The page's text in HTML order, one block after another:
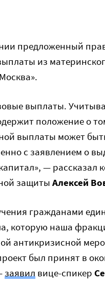
предложенный
из
выплаты.
положение о
выплаты может
с заявлением о
— рассказал
защиты Алексей
гражданами
которую наша
антикризисной
был принят в
заявил вице-спикер